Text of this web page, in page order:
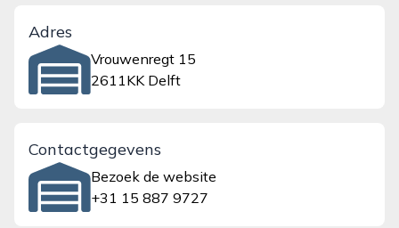
Adres
Vrouwenregt 15
2611KK Delft
Contactgegevens
Bezoek de website
+31 15 887 9727